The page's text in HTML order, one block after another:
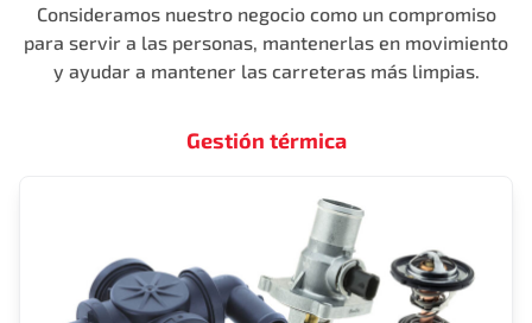
Consideramos nuestro negocio como un compromiso
para servir a las personas, mantenerlas en movimiento
y ayudar a mantener las carreteras más limpias.
Gestión térmica